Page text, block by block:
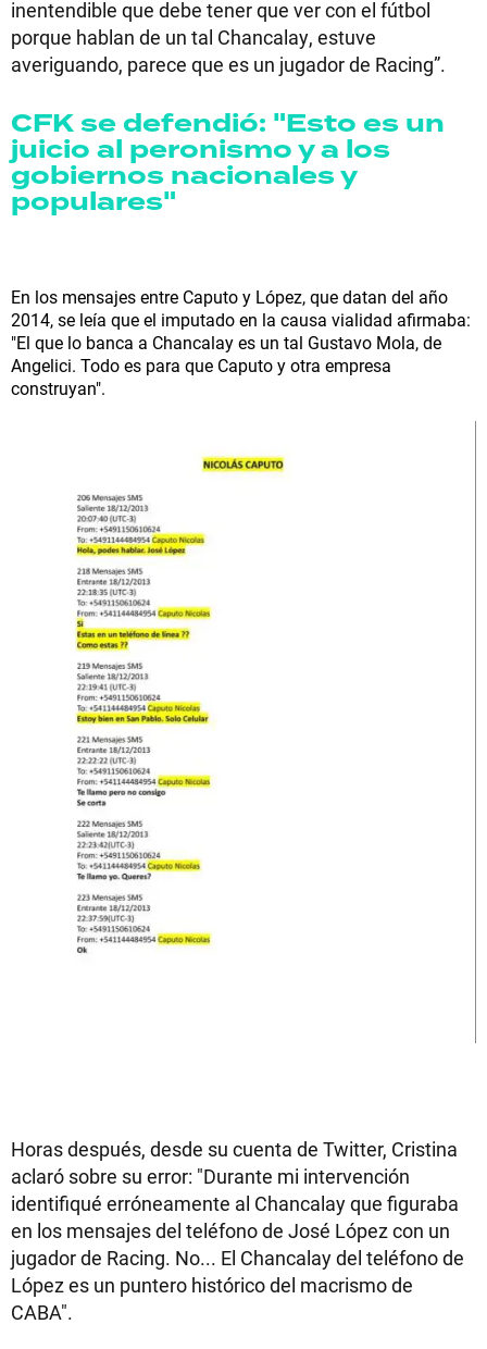
inentendible que debe tener que ver con el fútbol
porque hablan de un tal Chancalay, estuve
averiguando, parece que es un jugador de Racing”.
CFK se defendió: "Esto es un
juicio al peronismo y a los
gobiernos nacionales y
populares"
En los mensajes entre Caputo y López, que datan del año
2014, se leía que el imputado en la causa vialidad afirmaba:
"El que lo banca a Chancalay es un tal Gustavo Mola, de
Angelici. Todo es para que Caputo y otra empresa
construyan".
Horas después, desde su cuenta de Twitter, Cristina
aclaró sobre su error: "Durante mi intervención
identifiqué erróneamente al Chancalay que figuraba
en los mensajes del teléfono de José López con un
jugador de Racing. No... El Chancalay del teléfono de
López es un puntero histórico del macrismo de
CABA".